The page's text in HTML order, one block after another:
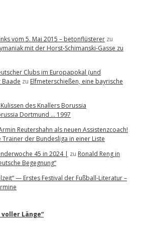
vom 5. Mai 2015 – betonflüsterer zu
mit der Horst-Schimanski-Gasse zu
Clubs im Europapokal (und
Baade zu Elfmeterschießen, eine bayrische
des Knallers Borussia
Dortmund … 1997
Reutershahn als neuen Assistenzcoach!
Trainer der Bundesliga in einer Liste
45 in 2024 | zu Ronald Reng in
Begegnung“
— Erstes Festival der Fußball-Literatur –
Länge“